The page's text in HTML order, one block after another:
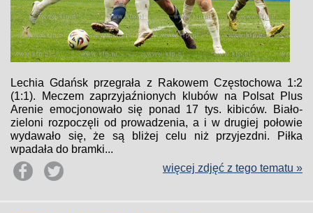
Lechia Gdańsk przegrała z Rakowem Częstochowa 1:2
(1:1). Meczem zaprzyjaźnionych klubów na Polsat Plus
Arenie emocjonowało się ponad 17 tys. kibiców. Biało-
zieloni rozpoczęli od prowadzenia, a i w drugiej połowie
wydawało się, że są bliżej celu niż przyjezdni. Piłka
wpadała do bramki...
więcej zdjęć z tego tematu »